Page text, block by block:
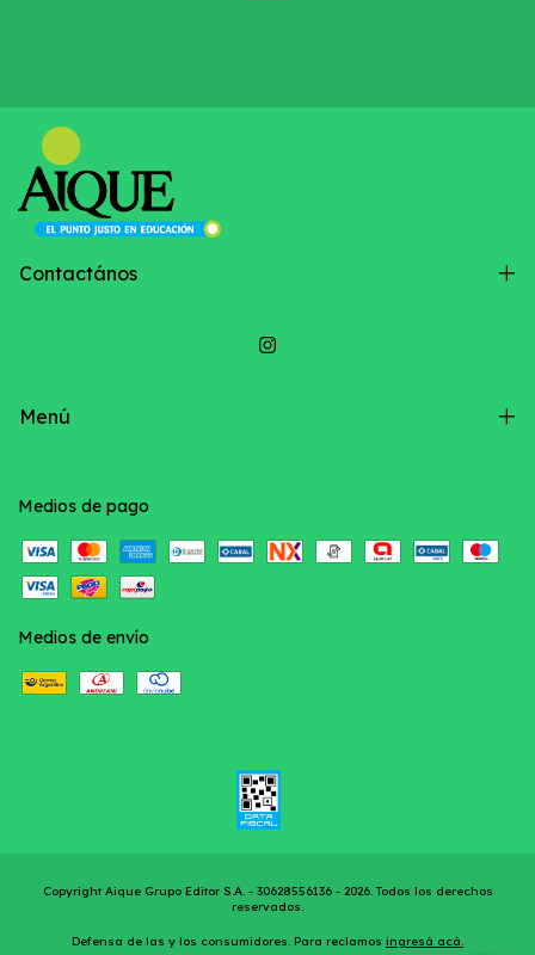
Contactános
Menú
Medios de pago
Medios de envío
Copyright Aique Grupo Editor S.A. - 30628556136 - 2026. Todos los derechos
reservados.
Defensa de las y los consumidores. Para reclamos ingresá acá.